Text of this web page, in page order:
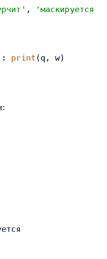
,
'маскируется
print (q, w)